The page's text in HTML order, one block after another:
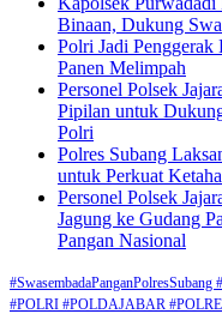
Binaan, Dukung
Polri Jadi Penggerak
Panen Melimpah
Personel Polsek
Pipilan untuk
Polri
Polres Subang
untuk Perkuat
Personel Polsek
Jagung ke Gudang
Pangan Nasional
#SwasembadaPanganPolresSubang
#POLRI #POLDAJABAR